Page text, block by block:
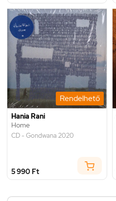
Rendelhető
Hania Rani
Home
CD - Gondwana 2020
5 990 Ft